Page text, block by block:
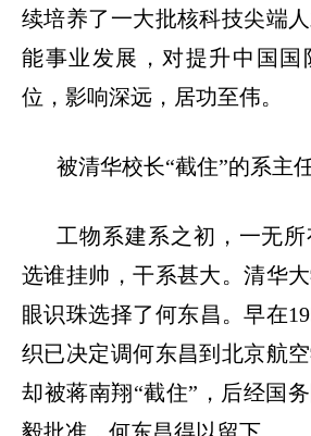
续培养了一大批核科技尖端
能事业发展，对提升中国国
位，影响深远，居功至伟。
被清华校长“截住”的系主
工物系建系之初，一无所
选谁挂帅，干系甚大。清华
眼识珠选择了何东昌。早在
织已决定调何东昌到北京航
却被蒋南翔“截住” ，后经国